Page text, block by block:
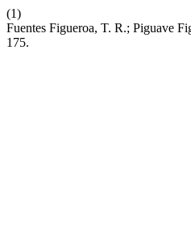
(1)
Fuentes Figueroa, T. R.; Piguave
175.